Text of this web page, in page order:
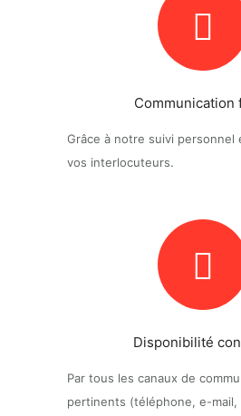
Communication
Grâce à notre suivi personnel
vos interlocuteurs.
Disponibilité
Par tous les canaux de
pertinents (téléphone, e-mail,